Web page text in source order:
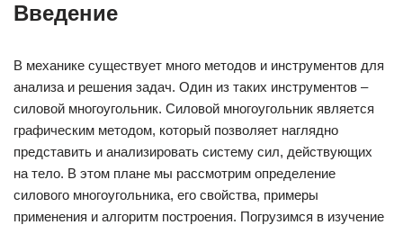
Введение
В механике существует много методов и инструментов для
анализа и решения задач. Один из таких инструментов –
силовой многоугольник. Силовой многоугольник является
графическим методом, который позволяет наглядно
представить и анализировать систему сил, действующих
на тело. В этом плане мы рассмотрим определение
силового многоугольника, его свойства, примеры
применения и алгоритм построения. Погрузимся в изучение